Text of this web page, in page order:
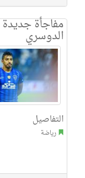
مفاجأة
الدوسري
التفاصيل
رياضة